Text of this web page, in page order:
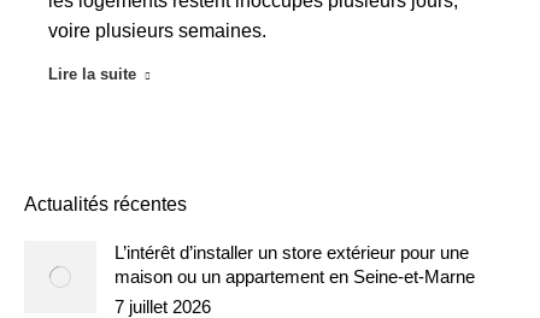
voire plusieurs semaines.
Lire la suite
Actualités récentes
L’intérêt d’installer un store extérieur pour une
maison ou un appartement en Seine-et-Marne
7 juillet 2026